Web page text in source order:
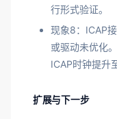
行形式验证。
现象8：ICAP
或驱动未优化
ICAP时钟提升
扩展与下一步